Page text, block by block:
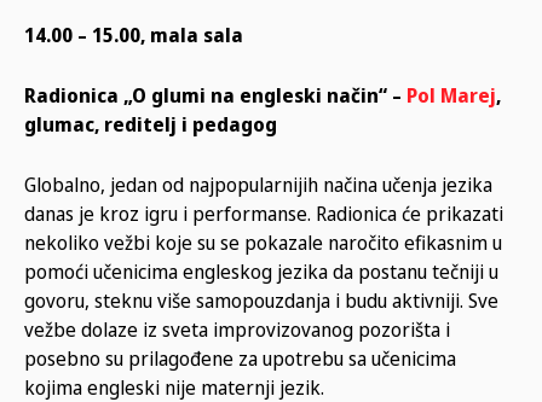
14.00 – 15.00, mala sala
Radionica „O glumi na engleski način“ – Pol Marej,
glumac, reditelj i pedagog
Globalno, jedan od najpopularnijih načina učenja jezika
danas je kroz igru i performanse. Radionica će prikazati
nekoliko vežbi koje su se pokazale naročito efikasnim u
pomoći učenicima engleskog jezika da postanu tečniji u
govoru, steknu više samopouzdanja i budu aktivniji. Sve
vežbe dolaze iz sveta improvizovanog pozorišta i
posebno su prilagođene za upotrebu sa učenicima
kojima engleski nije maternji jezik.